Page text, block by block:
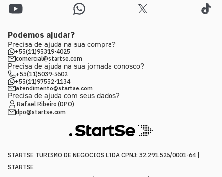
Podemos ajudar?
Precisa de ajuda na sua compra?
+55(11)95319-4025
comercial@startse.com
Precisa de ajuda na sua jornada conosco?
+55(11)5039-5602
+55(11)97552-1134
atendimento@startse.com
Precisa de ajuda com seus dados?
Rafael Ribeiro (DPO)
dpo@startse.com
STARTSE TURISMO DE NEGOCIOS LTDA CPNJ: 32.291.526/0001-64 |
STARTSE